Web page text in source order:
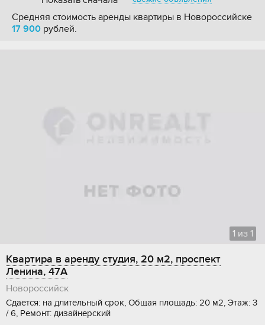
Средняя стоимость аренды квартиры в Новороссийске
17 900 рублей.
1 из 1
Квартира в аренду студия, 20 м2, проспект
Ленина, 47А
Новороссийск
Сдается: на длительный срок, Общая площадь: 20 м2, Этаж: 3
/ 6, Ремонт: дизайнерский